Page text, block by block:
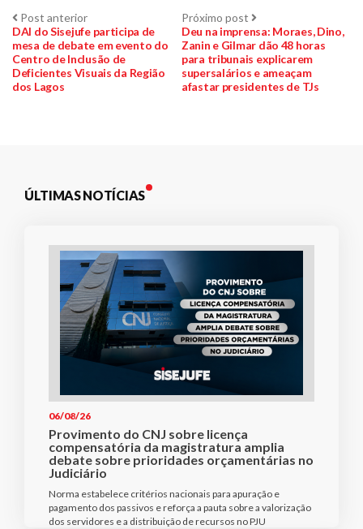
Navegação
de
Post
Post anteriorPost
anterior:
DAI do Sisejufe participa de
mesa de debate em evento do
Centro de Inclusão de
Deficientes Visuais da Região
dos Lagos
Próximo post Próximo
post:
Deu na imprensa: Moraes, Dino,
Zanin e Gilmar dão 48 horas
para tribunais explicarem
supersalários e ameaçam
afastar presidentes de TJs
ÚLTIMAS NOTÍCIAS
06/08/26
Provimento do CNJ sobre licença
compensatória da magistratura amplia
debate sobre prioridades orçamentárias no
Judiciário
Norma estabelece critérios nacionais para apuração e
pagamento dos passivos e reforça a pauta sobre a valorização
dos servidores e a distribuição de recursos no PJU